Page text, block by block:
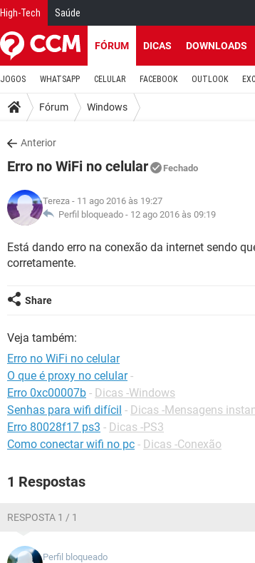
High-Tech Saúde
FÓRUM DICAS DOWNLOADS
JOGOS WHATSAPP CELULAR FACEBOOK OUTLOOK
Fórum Windows
Anterior
Erro no WiFi no celular Fechado
Tereza - 11 ago 2016 às 19:27
Perfil bloqueado - 12 ago 2016 às 09:19
Está dando erro na conexão da internet sendo
corretamente.
Share
Veja também:
Erro no WiFi no celular
O que é proxy no celular -
Erro 0xc00007b - Dicas -Windows
Senhas para wifi difícil - Dicas -Mensagens
Erro 80028f17 ps3 - Dicas -PS3
Como conectar wifi no pc - Dicas -Conexão
1 Respostas
RESPOSTA 1 / 1
Perfil bloqueado